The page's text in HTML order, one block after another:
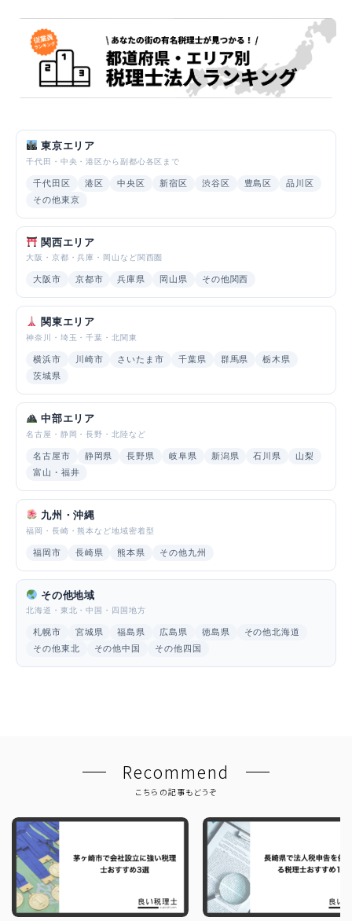
東京エリア
千代田・中央・港区から副都心各区まで
千代田区 港区 中央区 新宿区 渋谷区 豊島区
品川区
その他東京
関西エリア
大阪・京都・兵庫・岡山など関西圏
大阪市 京都市 兵庫県 岡山県 その他関西
関東エリア
神奈川・埼玉・千葉・北関東
横浜市 川崎市 さいたま市 千葉県 群馬県
栃木県
茨城県
中部エリア
名古屋・静岡・長野・北陸など
名古屋市 静岡県 長野県 岐阜県 新潟県 石川県
山梨
富山・福井
九州・沖縄
福岡・長崎・熊本など地域密着型
福岡市 長崎県 熊本県 その他九州
その他地域
北海道・東北・中国・四国地方
札幌市 宮城県 福島県 広島県 徳島県
その他北海道
その他東北
その他中国 その他四国
Recommend
こちらの記事もどうぞ